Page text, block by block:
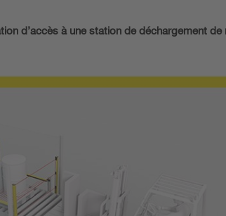
d’accès à une station de déchargement de